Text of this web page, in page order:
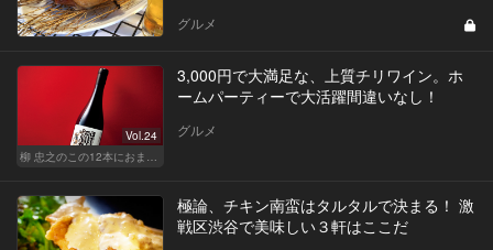
グルメ
Vol.24
柳 忠之のこの12本におまかせ
3,000円で大満足な、上質チリワイン。ホ
ームパーティーで大活躍間違いなし！
グルメ
極論、チキン南蛮はタルタルで決まる！ 激
戦区渋谷で美味しい３軒はここだ